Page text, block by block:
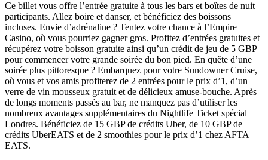
Ce billet vous offre l’entrée gratuite à tous les bars et boîtes de nuit
participants. Allez boire et danser, et bénéficiez des boissons
incluses. Envie d’adrénaline ? Tentez votre chance à l’Empire
Casino, où vous pourriez gagner gros. Profitez d’entrées gratuites et
récupérez votre boisson gratuite ainsi qu’un crédit de jeu de 5 GBP
pour commencer votre grande soirée du bon pied. En quête d’une
soirée plus pittoresque ? Embarquez pour votre Sundowner Cruise,
où vous et vos amis profiterez de 2 entrées pour le prix d’1, d’un
verre de vin mousseux gratuit et de délicieux amuse-bouche. Après
de longs moments passés au bar, ne manquez pas d’utiliser les
nombreux avantages supplémentaires du Nightlife Ticket spécial
Londres. Bénéficiez de 15 GBP de crédits Uber, de 10 GBP de
crédits UberEATS et de 2 smoothies pour le prix d’1 chez AFTA
EATS.